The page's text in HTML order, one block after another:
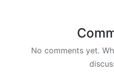
No comments yet.